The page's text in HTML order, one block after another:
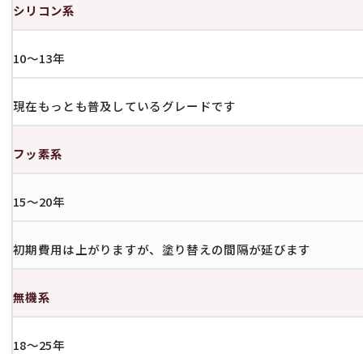
シリコン系
10〜13年
現在もっとも普及しているグレードです
フッ素系
15〜20年
初期費用は上がりますが、塗り替えの間隔が延びます
無機系
18〜25年